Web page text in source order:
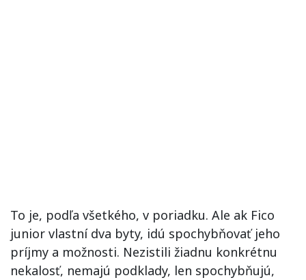
To je, podľa všetkého, v poriadku. Ale ak Fico
junior vlastní dva byty, idú spochybňovať jeho
príjmy a možnosti. Nezistili žiadnu konkrétnu
nekalosť, nemajú podklady, len spochybňujú,